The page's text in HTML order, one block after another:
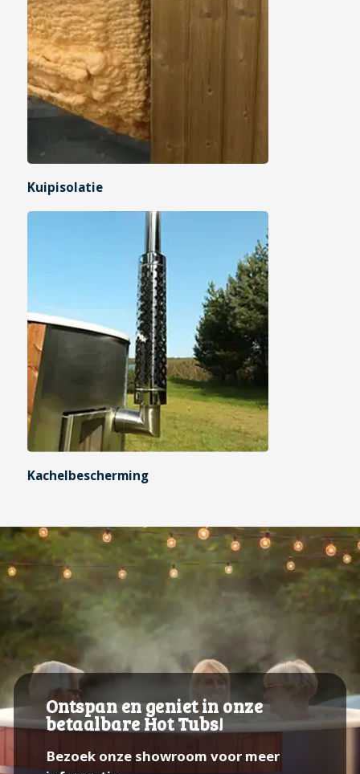
Kuipisolatie
Kachelbescherming
Ontspan en geniet in onze
betaalbare Hot Tubs!
Bezoek onze showroom voor meer